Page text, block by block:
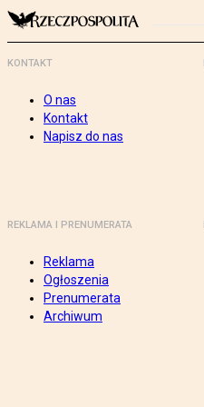
KONTAKT
O nas
Kontakt
Napisz do nas
REKLAMA I PRENUMERATA
Reklama
Ogłoszenia
Prenumerata
Archiwum